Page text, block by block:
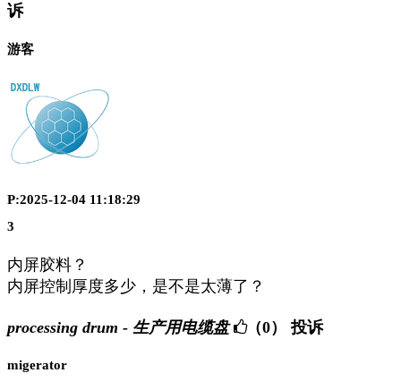
诉
游客
P:2025-12-04 11:18:29
3
内屏胶料？
内屏控制厚度多少，是不是太薄了？
processing drum - 生产用电缆盘 （0） 投诉
migerator